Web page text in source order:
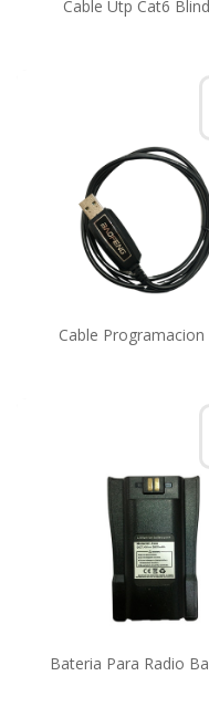
Cable Utp Cat6
Cable Programacion
Bateria Para Radio